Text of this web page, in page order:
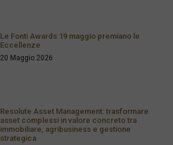
Le Fonti Awards 19 maggio premiano le
Eccellenze
20 Maggio 2026
Resolute Asset Management: trasformare
asset complessi in valore concreto tra
immobiliare, agribusiness e gestione
strategica